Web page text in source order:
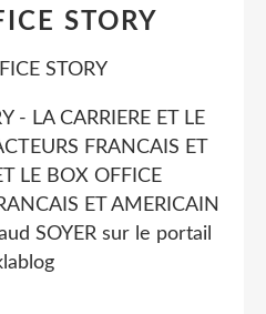
STORY
- LA CARRIERE ET LE
FRANCAIS ET
LE BOX OFFICE
ET AMERICAIN
SOYER sur le portail